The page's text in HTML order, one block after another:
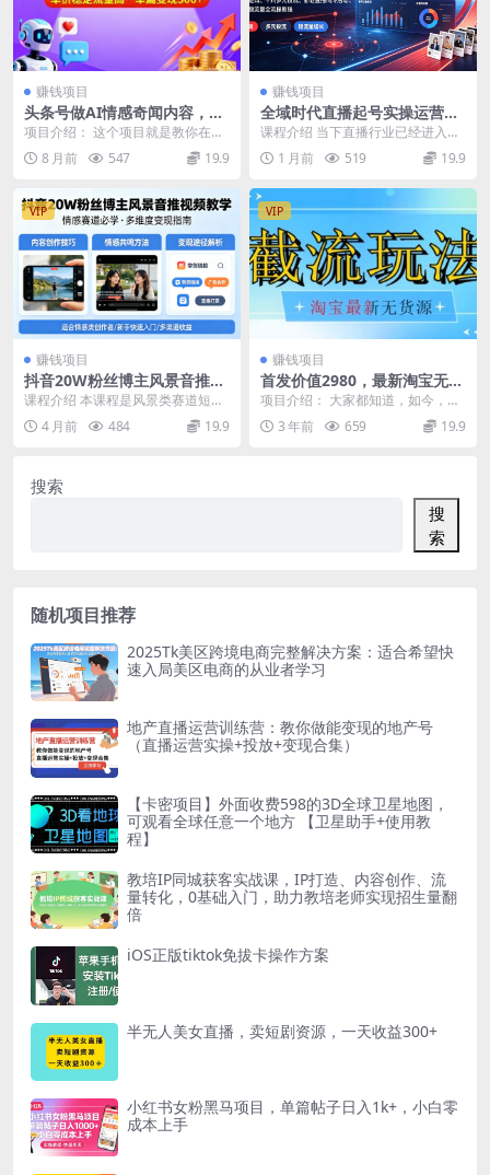
赚钱项目
头条号做AI情感奇闻内容，单
价稳定流量高，一篇变现300+
项目介绍： 这个项目就是教你在头
条号，用AI为中老年群体生成情感
故事、家庭伦理和...
8 月前 547 19.9
赚钱项目
全域时代直播起号实操运营课
｜账号底层逻辑、千川多元投
流、新老直播间冷启动、投放
复盘稳流量全流程教程
课程介绍 当下直播行业已经进入全
域流量竞争阶段，单纯依靠自然流
量很难稳住直播间在...
1 月前 519 19.9
VIP
赚钱项目
抖音20W粉丝博主风景音推视
频教学，情感赛道必学，各种
变现途径
课程介绍 本课程是风景类赛道短视
频运营教学，系统讲解抖音风景类
账号从0到1的运营...
4 月前 484 19.9
VIP
赚钱项目
首发价值2980，最新淘宝无货
源，不开车自然流，超低成本
截流玩法日入300+
项目介绍： 大家都知道，如今，人
们在刷视频和观看直播时进行购物
已经成为一种潮流。...
3 年前 659 19.9
搜索
搜
索
随机项目推荐
2025Tk美区跨境电商完整解决方案：适合希望快
速入局美区电商的从业者学习
地产直播运营训练营：教你做能变现的地产号
（直播运营实操+投放+变现合集）
【卡密项目】外面收费598的3D全球卫星地图，
可观看全球任意一个地方 【卫星助手+使用教
程】
教培IP同城获客实战课，IP打造、内容创作、流
量转化，0基础入门，助力教培老师实现招生量翻
倍
iOS正版tiktok免拔卡操作方案
半无人美女直播，卖短剧资源，一天收益300+
小红书女粉黑马项目，单篇帖子日入1k+，小白零
成本上手